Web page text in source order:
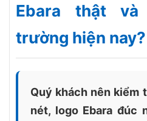
Ebara thật
trường hiện nay?
Quý khách nên kiểm
nét, logo Ebara đúc